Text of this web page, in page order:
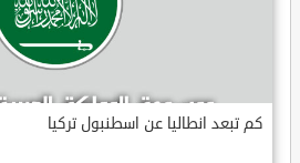
كم تبعد انطاليا عن اسطنبول تركيا